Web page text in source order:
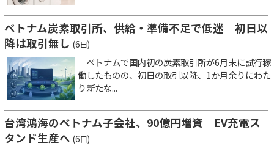
ベトナム炭素取引所、供給・準備不足で低迷 初日以
降は取引無し (6日)
ベトナムで国内初の炭素取引所が6月末に試行稼
働したものの、初日の取引以降、1か月余りにわた
り新たな...
台湾鴻海のベトナム子会社、90億円増資 EV充電ス
タンド生産へ (6日)